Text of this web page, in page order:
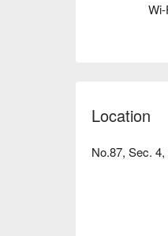
Location
No.87, Sec.